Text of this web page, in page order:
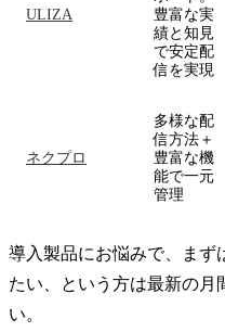
ULIZA
豊富な実
績と知見
で安定配
信を実現
ネクプロ
多様な配
信方法＋
豊富な機
能で一元
管理
導入製品にお悩みで、まず
たい、という方は最新の月
い。